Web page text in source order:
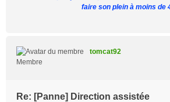
faire son plein à moins de
tomcat92
Membre
Re: [Panne] Direction assistée